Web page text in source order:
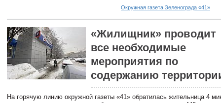
Окружная газета Зеленограда «41»
«Жилищник» проводит
все необходимые
мероприятия по
содержанию
На горячую линию окружной газеты «41» обратилась жительница 4